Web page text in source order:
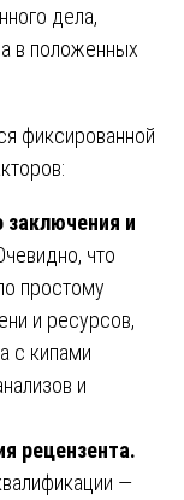
дела,
в положенных
фиксированной
заключения и
что
простому
и ресурсов,
с кипами
и
рецензента.
—